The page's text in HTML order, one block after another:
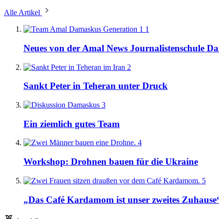
Alle Artikel
1
Neues von der Amal News Journalistenschule
2
Sankt Peter in Teheran unter Druck
3
Ein ziemlich gutes Team
4
Workshop: Drohnen bauen für die Ukraine
5
„Das Café Kardamom ist unser zweites